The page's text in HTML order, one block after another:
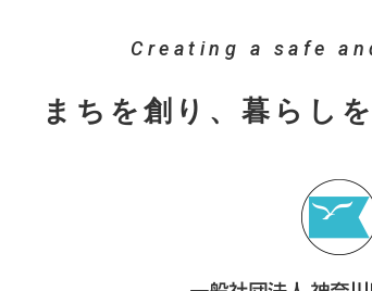
Creating a safe
まちを創り、暮らし